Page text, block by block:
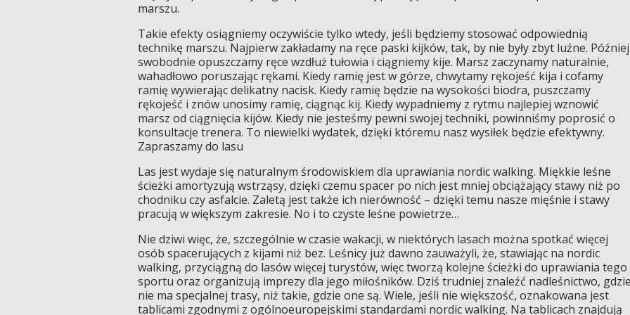
marszu.
Takie efekty osiągniemy oczywiście tylko wtedy, jeśli będziemy stosować odpowiednią
technikę marszu. Najpierw zakładamy na ręce paski kijków, tak, by nie były zbyt luźne. Później
swobodnie opuszczamy ręce wzdłuż tułowia i ciągniemy kije. Marsz zaczynamy naturalnie,
wahadłowo poruszając rękami. Kiedy ramię jest w górze, chwytamy rękojeść kija i cofamy
ramię wywierając delikatny nacisk. Kiedy ramię będzie na wysokości biodra, puszczamy
rękojeść i znów unosimy ramię, ciągnąc kij. Kiedy wypadniemy z rytmu najlepiej wznowić
marsz od ciągnięcia kijów. Kiedy nie jesteśmy pewni swojej techniki, powinniśmy poprosić o
konsultacje trenera. To niewielki wydatek, dzięki któremu nasz wysiłek będzie efektywny.
Zapraszamy do lasu
Las jest wydaje się naturalnym środowiskiem dla uprawiania nordic walking. Miękkie leśne
ścieżki amortyzują wstrząsy, dzięki czemu spacer po nich jest mniej obciążający stawy niż po
chodniku czy asfalcie. Zaletą jest także ich nierówność – dzięki temu nasze mięśnie i stawy
pracują w większym zakresie. No i to czyste leśne powietrze…
Nie dziwi więc, że, szczególnie w czasie wakacji, w niektórych lasach można spotkać więcej
osób spacerujących z kijami niż bez. Leśnicy już dawno zauważyli, że, stawiając na nordic
walking, przyciągną do lasów więcej turystów, więc tworzą kolejne ścieżki do uprawiania tego
sportu oraz organizują imprezy dla jego miłośników. Dziś trudniej znaleźć nadleśnictwo,
nie ma specjalnej trasy, niż takie, gdzie one są. Wiele, jeśli nie większość, oznakowana jest
tablicami zgodnymi z ogólnoeuropejskimi standardami nordic walking. Na tablicach znajdują